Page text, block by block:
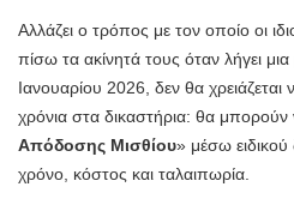
Αλλάζει ο τρόπος με τον οποίο οι
πίσω τα ακίνητά τους όταν λήγει
Ιανουαρίου 2026, δεν θα χρειάζεται
χρόνια στα δικαστήρια: θα
Απόδοσης Μισθίου» μέσω ειδικού
χρόνο, κόστος και ταλαιπωρία.